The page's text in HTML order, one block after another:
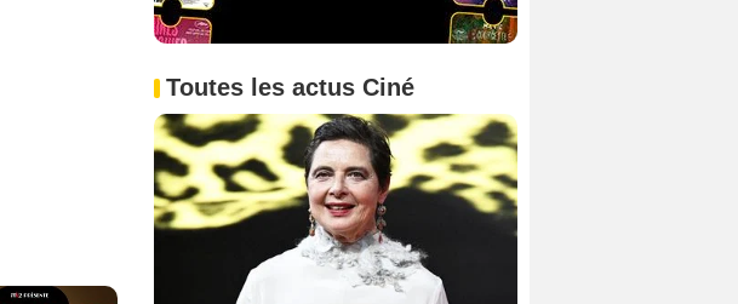
Toutes les actus Ciné